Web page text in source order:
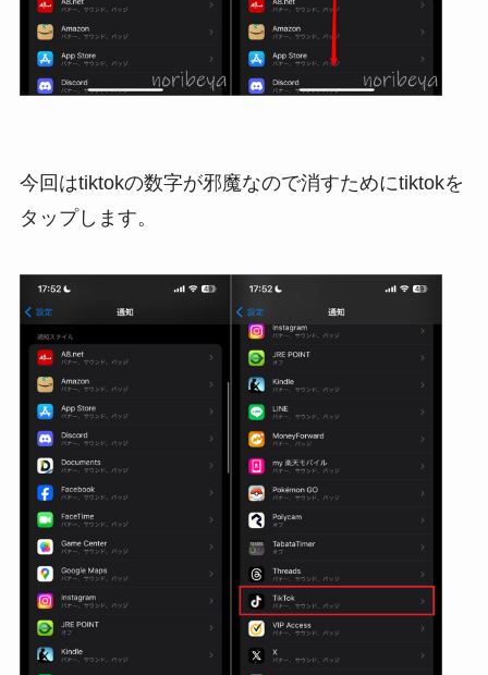
今回はtiktokの数字が邪魔なので消すためにtiktokを
タップします。